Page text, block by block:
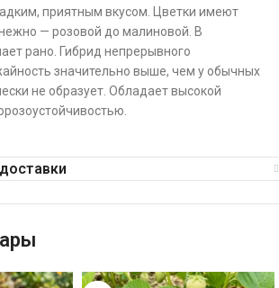
приятным вкусом. Цветки имеют
— розовой до малиновой. В
рано. Гибрид непрерывного
значительно выше, чем у обычных
не образует. Обладает высокой